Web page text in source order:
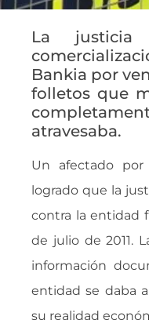
La justicia
Bankia por
folletos que
atravesaba.
Un afectado
logrado que la
contra la entidad
de julio de 2011.
información
entidad se daba
su realidad